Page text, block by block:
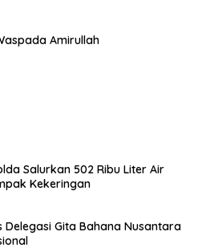
Amirullah
Salurkan 502 Ribu Liter Air
Kekeringan
Delegasi Gita Bahana Nusantara